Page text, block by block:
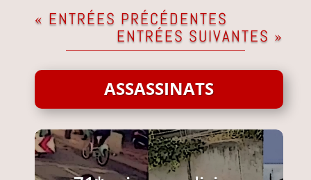
« ENTRÉES PRÉCÉDENTES
ENTRÉES SUIVANTES »
ASSASSINATS